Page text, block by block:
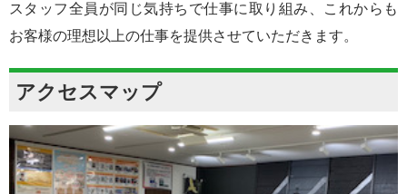
スタッフ全員が同じ気持ちで仕事に取り組み、これからも
お客様の理想以上の仕事を提供させていただきます。
アクセスマップ